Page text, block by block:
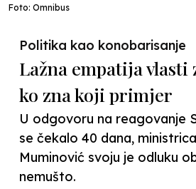
Foto: Omnibus
Politika kao konobarisanje
Lažna empatija
ko zna koji primjer
U odgovoru na reagovanje
se čekalo 40 dana,
Muminović svoju je odluku
nemušto.